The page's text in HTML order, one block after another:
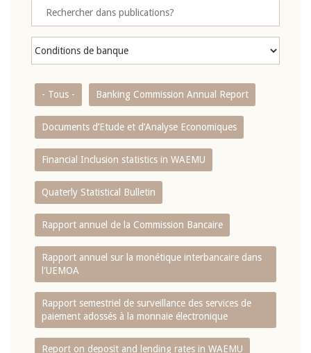
- Tous - Banking Commission Annual Report
Documents d’Etude et d’Analyse Economiques
Financial Inclusion statistics in WAEMU
Quaterly Statistical Bulletin
Rapport annuel de la Commission Bancaire
Rapport annuel sur la monétique interbancaire dans
l'UEMOA
Rapport semestriel de surveillance des services de
paiement adossés à la monnaie électronique
Report on deposit and lending rates in WAEMU